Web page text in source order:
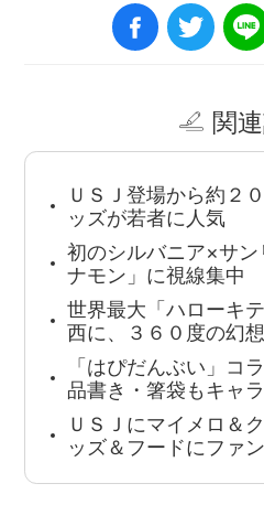
関
ＵＳＪ登場から約２
ッズが若者に人気
初のシルバニア×サ
ナモン」に視線集中
世界最大「ハローキ
西に、３６０度の幻
「はぴだんぶい」コ
品書き・箸袋もキャ
ＵＳＪにマイメロ＆
ッズ＆フードにファ